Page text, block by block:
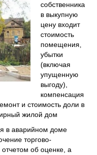
собственника
в выкупную
цену входит
стоимость
помещения,
убытки
(включая
упущенную
выгоду),
компенсация
и стоимость доли в
жилой дом
в аварийном доме
торгово-
об оценке, а